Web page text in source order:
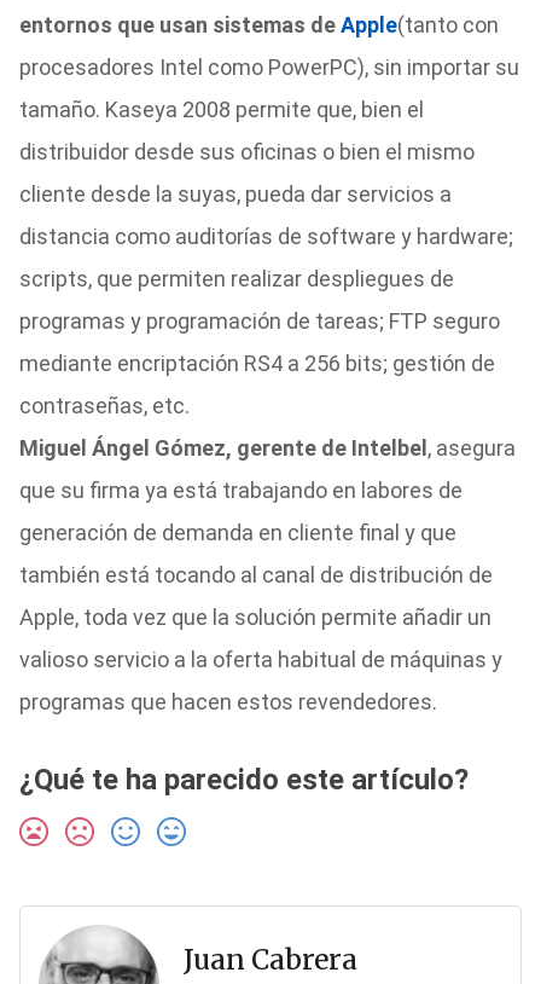
entornos que usan sistemas deApple(tanto con
procesadores Intel como PowerPC), sin importar su
tamaño. Kaseya 2008 permite que, bien el
distribuidor desde sus oficinas o bien el mismo
cliente desde la suyas, pueda dar servicios a
distancia como auditorías de software y hardware;
scripts, que permiten realizar despliegues de
programas y programación de tareas; FTP seguro
mediante encriptación RS4 a 256 bits; gestión de
contraseñas, etc.
Miguel Ángel Gómez, gerente de Intelbel , asegura
que su firma ya está trabajando en labores de
generación de demanda en cliente final y que
también está tocando al canal de distribución de
Apple, toda vez que la solución permite añadir un
valioso servicio a la oferta habitual de máquinas y
programas que hacen estos revendedores.
¿Qué te ha parecido este artículo?
Juan Cabrera